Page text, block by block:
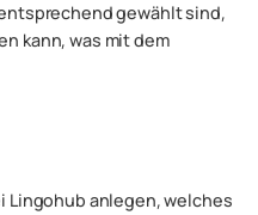
gewählt sind,
kann, was mit dem
Lingohub anlegen, welches